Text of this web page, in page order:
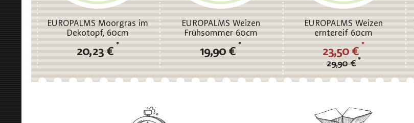
EUROPALMS Moorgras im
Dekotopf, 60cm
20,23 €
*
EUROPALMS Weizen
Frühsommer 60cm
19,90 €
*
EUROPALMS Weizen
erntereif 60cm
29,90 € *
23,50 €
*